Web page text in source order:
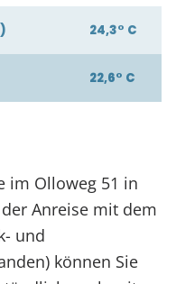
24,3° C
22,6° C
im Olloweg 51 in
Anreise mit dem
und
können Sie